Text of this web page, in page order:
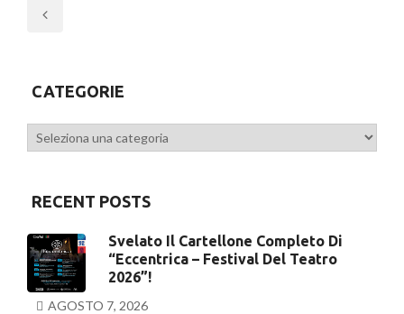
CATEGORIE
Categorie
RECENT POSTS
Svelato Il Cartellone Completo Di
“Eccentrica – Festival Del Teatro
2026”!
AGOSTO 7, 2026